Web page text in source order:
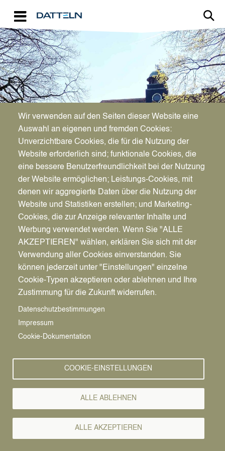
STADTVERWALTUNG
Vorsitzender des Rates,
Chef der Verwaltung
Pfadnavigation
Startseite
Bürgermeister
Image
Wir verwenden auf den Seiten dieser Website eine
Auswahl an eigenen und fremden Cookies:
Unverzichtbare Cookies, die für die Nutzung der
Website erforderlich sind; funktionale Cookies, die
eine bessere Benutzerfreundlichkeit bei der Nutzung
der Website ermöglichen; Leistungs-Cookies, mit
denen wir aggregierte Daten über die Nutzung der
Website und Statistiken erstellen; und Marketing-
Cookies, die zur Anzeige relevanter Inhalte und
Werbung verwendet werden. Wenn Sie "ALLE
AKZEPTIEREN" wählen, erklären Sie sich mit der
Verwendung aller Cookies einverstanden. Sie
können jederzeit unter "Einstellungen" einzelne
Cookie-Typen akzeptieren oder ablehnen und Ihre
Zustimmung für die Zukunft widerrufen.
Datenschutzbestimmungen
Impressum
Cookie-Dokumentation
COOKIE-EINSTELLUNGEN
ALLE ABLEHNEN
ALLE AKZEPTIEREN